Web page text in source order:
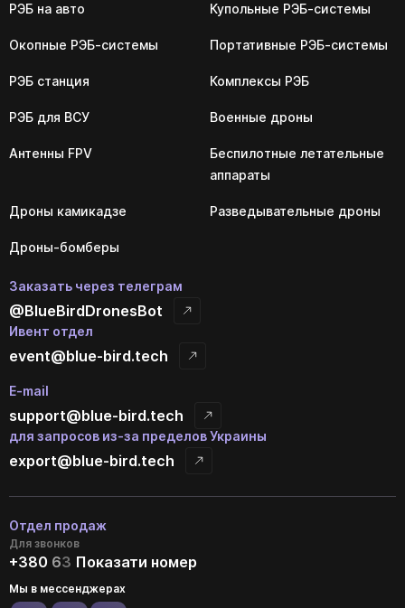
РЭБ на авто Купольные РЭБ-системы
Окопные РЭБ-системы Портативные РЭБ-системы
РЭБ станция Комплексы РЭБ
РЭБ для ВСУ Военные дроны
Антенны FPV
Беспилотные летательные
аппараты
Дроны камикадзе Разведывательные дроны
Дроны-бомберы
Заказать через телеграм
@BlueBirdDronesBot
Ивент отдел
event@blue-bird.tech
E-mail
support@blue-bird.tech
для запросов из-за пределов Украины
export@blue-bird.tech
Отдел продаж
Для звонков
+380 63 Показати номер
Мы в мессенджерах